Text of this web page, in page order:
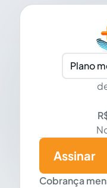
Plano
Cobrança
Assinar